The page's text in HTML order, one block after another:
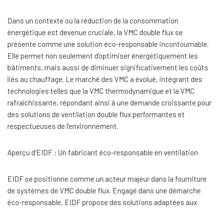
Dans un contexte où la réduction de la consommation
énergétique est devenue cruciale, la VMC double flux se
présente comme une solution éco-responsable incontournable.
Elle permet non seulement d’optimiser énergétiquement les
bâtiments, mais aussi de diminuer significativement les coûts
liés au chauffage. Le marché des VMC a évolué, intégrant des
technologies telles que la VMC thermodynamique et la VMC
rafraîchissante, répondant ainsi à une demande croissante pour
des solutions de ventilation double flux performantes et
respectueuses de l’environnement.
Aperçu d’EIDF : Un fabricant éco-responsable en ventilation
EIDF se positionne comme un acteur majeur dans la fourniture
de systèmes de VMC double flux. Engagé dans une démarche
éco-responsable, EIDF propose des solutions adaptées aux